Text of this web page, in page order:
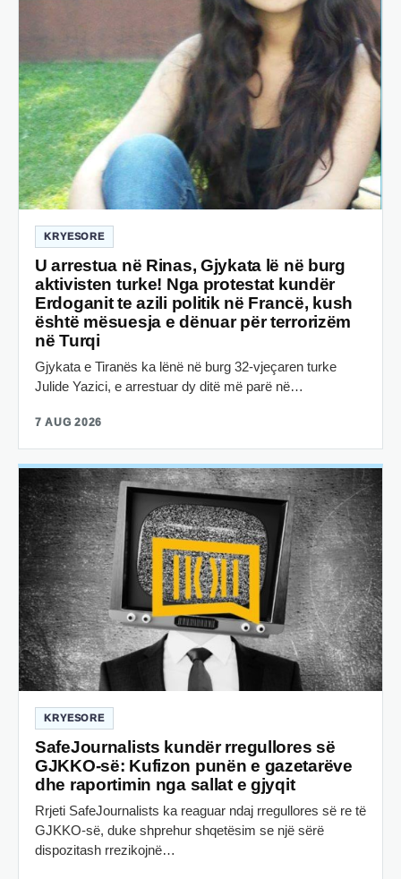
KRYESORE
U arrestua në Rinas, Gjykata lë në burg
aktivisten turke! Nga protestat kundër
Erdoganit te azili politik në Francë, kush
është mësuesja e dënuar për terrorizëm
në Turqi
Gjykata e Tiranës ka lënë në burg 32-vjeçaren turke
Julide Yazici, e arrestuar dy ditë më parë në…
7 AUG 2026
KRYESORE
SafeJournalists kundër rregullores së
GJKKO-së: Kufizon punën e gazetarëve
dhe raportimin nga sallat e gjyqit
Rrjeti SafeJournalists ka reaguar ndaj rregullores së re të
GJKKO-së, duke shprehur shqetësim se një sërë
dispozitash rrezikojnë…